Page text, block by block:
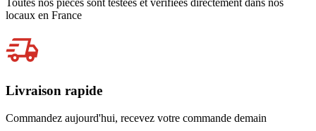
Toutes nos pièces sont testées et vérifiées directement dans nos
locaux en France
Livraison rapide
Commandez aujourd'hui, recevez votre commande demain